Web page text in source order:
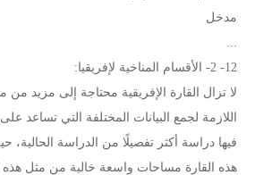
مدخل
...
12- 2- الأقسام المناخية لإفريقيا:
لا تزال القارة الإفريقية محتاجة إلى مزيد من
اللازمة لجمع البيانات المختلفة التي تساعد
فيها دراسة أكثر تفصيلًا من الدراسة الحالية،
هذه القارة مساحات واسعة خالية من مثل هذه